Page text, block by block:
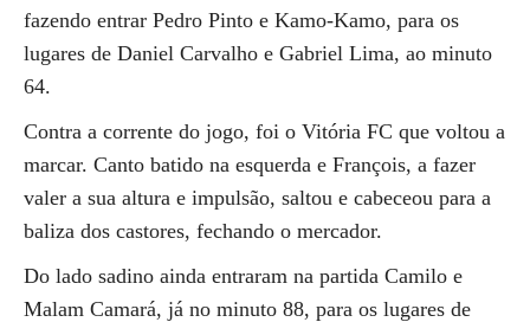
fazendo entrar Pedro Pinto e Kamo-Kamo, para os
lugares de Daniel Carvalho e Gabriel Lima, ao minuto
64.
Contra a corrente do jogo, foi o Vitória FC que voltou a
marcar. Canto batido na esquerda e François, a fazer
valer a sua altura e impulsão, saltou e cabeceou para a
baliza dos castores, fechando o mercador.
Do lado sadino ainda entraram na partida Camilo e
Malam Camará, já no minuto 88, para os lugares de